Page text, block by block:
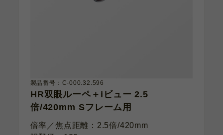
製品番号：C-000.32.596
HR双眼ルーペ＋iビュー 2.5
倍/420mm Sフレーム用
倍率／焦点距離：2.5倍/420mm